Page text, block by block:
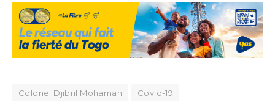
Colonel Djibril Mohaman Covid-19